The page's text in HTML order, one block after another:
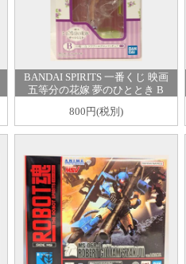
BANDAI SPIRITS 一番くじ 映画
五等分の花嫁 夢のひととき B
フィギュア
800円(税別)